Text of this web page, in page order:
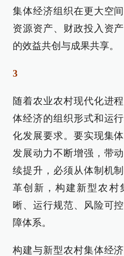
集体经济组织在更大空
资源资产、财政投入资
的效益共创与成果共享。
3
随着农业农村现代化进
体经济的组织形式和运
化发展要求。要实现集
发展动力不断增强，带
续提升，必须从体制机
革创新，构建新型农村
晰、运行规范、风险可
障体系。
构建与新型农村集体经